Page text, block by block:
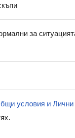
за
условия и Лични